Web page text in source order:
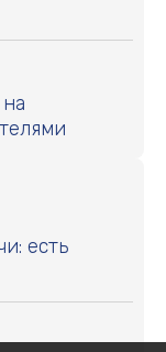
есть